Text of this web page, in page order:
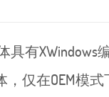
有XWindows编
仅在OEM模式